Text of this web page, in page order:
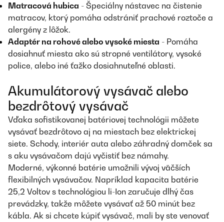
Matracová hubica - Špeciálny nástavec na čistenie
matracov, ktorý pomáha odstrániť prachové roztoče a
alergény z lôžok.
Adaptér na rohové alebo vysoké miesta - Pomáha
dosiahnuť miesta ako sú stropné ventilátory, vysoké
police, alebo iné ťažko dosiahnuteľné oblasti.
Akumulátorový vysávač alebo
bezdrôtový vysávač
Vďaka sofistikovanej batériovej technológii môžete
vysávať bezdrôtovo aj na miestach bez elektrickej
siete. Schody, interiér auta alebo záhradný domček sa
s aku vysávačom dajú vyčistiť bez námahy.
Moderné, výkonné batérie umožnili vývoj väčších
flexibilných vysávačov. Napríklad kapacita batérie
25,2 Voltov s technológiou li-Ion zaručuje dlhý čas
prevádzky, takže môžete vysávať až 50 minút bez
kábla. Ak si chcete kúpiť vysávač, mali by ste venovať